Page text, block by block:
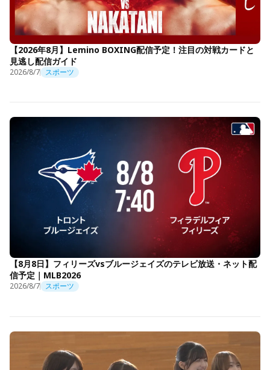
【2026年8月】Lemino BOXING配信予定！注目の対戦カードと
見逃し配信ガイド
2026/8/7 スポーツ
【8月8日】フィリーズvsブルージェイズのテレビ放送・ネット配
信予定｜MLB2026
2026/8/7 スポーツ